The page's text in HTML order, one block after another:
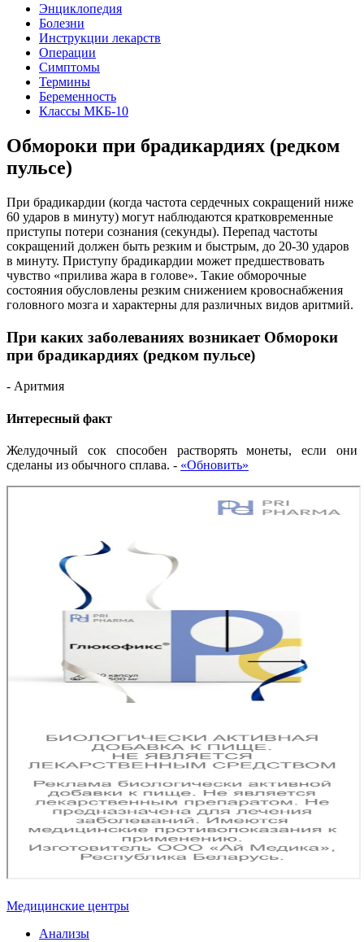
Энциклопедия
Болезни
Инструкции лекарств
Операции
Симптомы
Термины
Беременность
Классы МКБ-10
Обмороки при брадикардиях (редком
пульсе)
При брадикардии (когда частота сердечных сокращений ниже
60 ударов в минуту) могут наблюдаются кратковременные
приступы потери сознания (секунды). Перепад частоты
сокращений должен быть резким и быстрым, до 20-30 ударов
в минуту. Приступу брадикардии может предшествовать
чувство «прилива жара в голове». Такие обморочные
состояния обусловлены резким снижением кровоснабжения
головного мозга и характерны для различных видов аритмий.
При каких заболеваниях возникает Обмороки
при брадикардиях (редком пульсе)
- Аритмия
Интересный факт
Желудочный сок способен растворять монеты, если они
сделаны из обычного сплава. - «Обновить»
Медицинские центры
Анализы